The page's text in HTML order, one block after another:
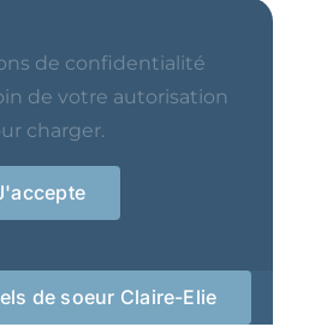
de confidentialité
de votre autorisation
charger.
de soeur Claire-Elie